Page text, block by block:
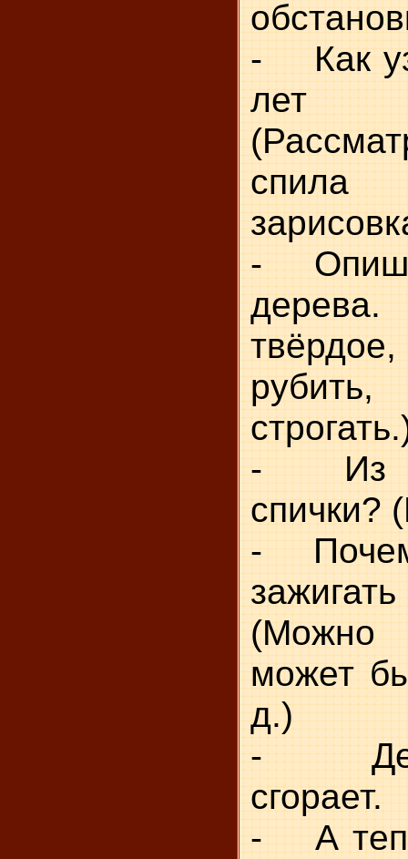
- Как
лет
-
- Из
спички?
-
может
д.)
-
сгорает.
- А